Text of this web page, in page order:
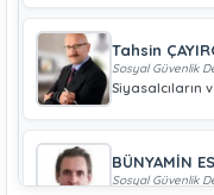
Tahsin
Sosyal Güvenlik
Siyasalcıların
BÜNYAMİN
Sosyal Güvenlik